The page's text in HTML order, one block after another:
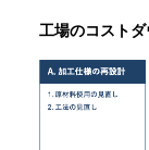
工場のコスト